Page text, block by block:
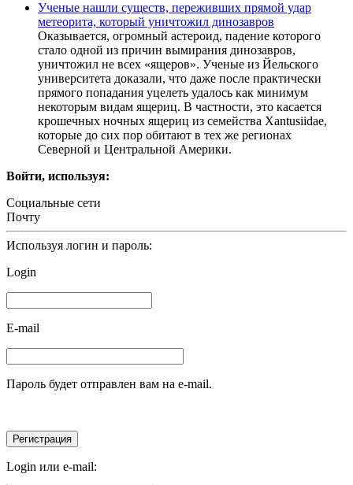
Ученые нашли существ, переживших прямой удар
метеорита, который уничтожил динозавров
Оказывается, огромный астероид, падение которого
стало одной из причин вымирания динозавров,
уничтожил не всех «ящеров». Ученые из Йельского
университета доказали, что даже после практически
прямого попадания уцелеть удалось как минимум
некоторым видам ящериц. В частности, это касается
крошечных ночных ящериц из семейства Xantusiidae,
которые до сих пор обитают в тех же регионах
Северной и Центральной Америки.
Войти, используя:
Социальные сети
Почту
Используя логин и пароль:
Login
E-mail
Пароль будет отправлен вам на e-mail.
Login или e-mail: